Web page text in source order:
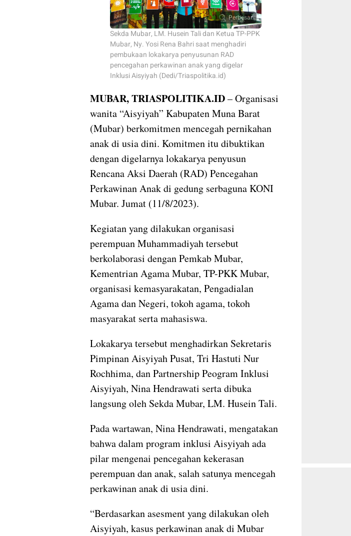
Perbesar
Sekda Mubar, LM. Husein Tali dan Ketua TP-PPK
Mubar, Ny. Yosi Rena Bahri saat menghadiri
pembukaan lokakarya penyusunan RAD
pencegahan perkawinan anak yang digelar
Inklusi Aisyiyah (Dedi/Triaspolitika.id)
MUBAR, TRIASPOLITIKA.ID– Organisasi
wanita “Aisyiyah” Kabupaten Muna Barat
(Mubar) berkomitmen mencegah pernikahan
anak di usia dini. Komitmen itu dibuktikan
dengan digelarnya lokakarya penyusun
Rencana Aksi Daerah (RAD) Pencegahan
Perkawinan Anak di gedung serbaguna KONI
Mubar. Jumat (11/8/2023).
Kegiatan yang dilakukan organisasi
perempuan Muhammadiyah tersebut
berkolaborasi dengan Pemkab Mubar,
Kementrian Agama Mubar, TP-PKK Mubar,
organisasi kemasyarakatan, Pengadialan
Agama dan Negeri, tokoh agama, tokoh
masyarakat serta mahasiswa.
Lokakarya tersebut menghadirkan Sekretaris
Pimpinan Aisyiyah Pusat, Tri Hastuti Nur
Rochhima, dan Partnership Peogram Inklusi
Aisyiyah, Nina Hendrawati serta dibuka
langsung oleh Sekda Mubar, LM. Husein Tali.
Pada wartawan, Nina Hendrawati, mengatakan
bahwa dalam program inklusi Aisyiyah ada
pilar mengenai pencegahan kekerasan
perempuan dan anak, salah satunya mencegah
perkawinan anak di usia dini.
“Berdasarkan asesment yang dilakukan oleh
Aisyiyah, kasus perkawinan anak di Mubar